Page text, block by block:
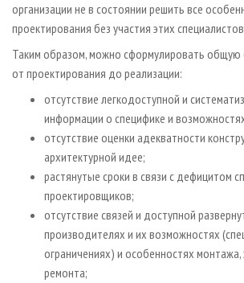
организации не в состоянии решить все
проектирования без участия этих
Таким образом, можно сформулировать общую
от проектирования до реализации:
отсутствие легкодоступной и
информации о специфике и
отсутствие оценки адекватности
архитектурной идее;
растянутые сроки в связи с дефицитом
проектировщиков;
отсутствие связей и доступной
производителях и их возможностях
ограничениях) и особенностях монтажа,
ремонта;